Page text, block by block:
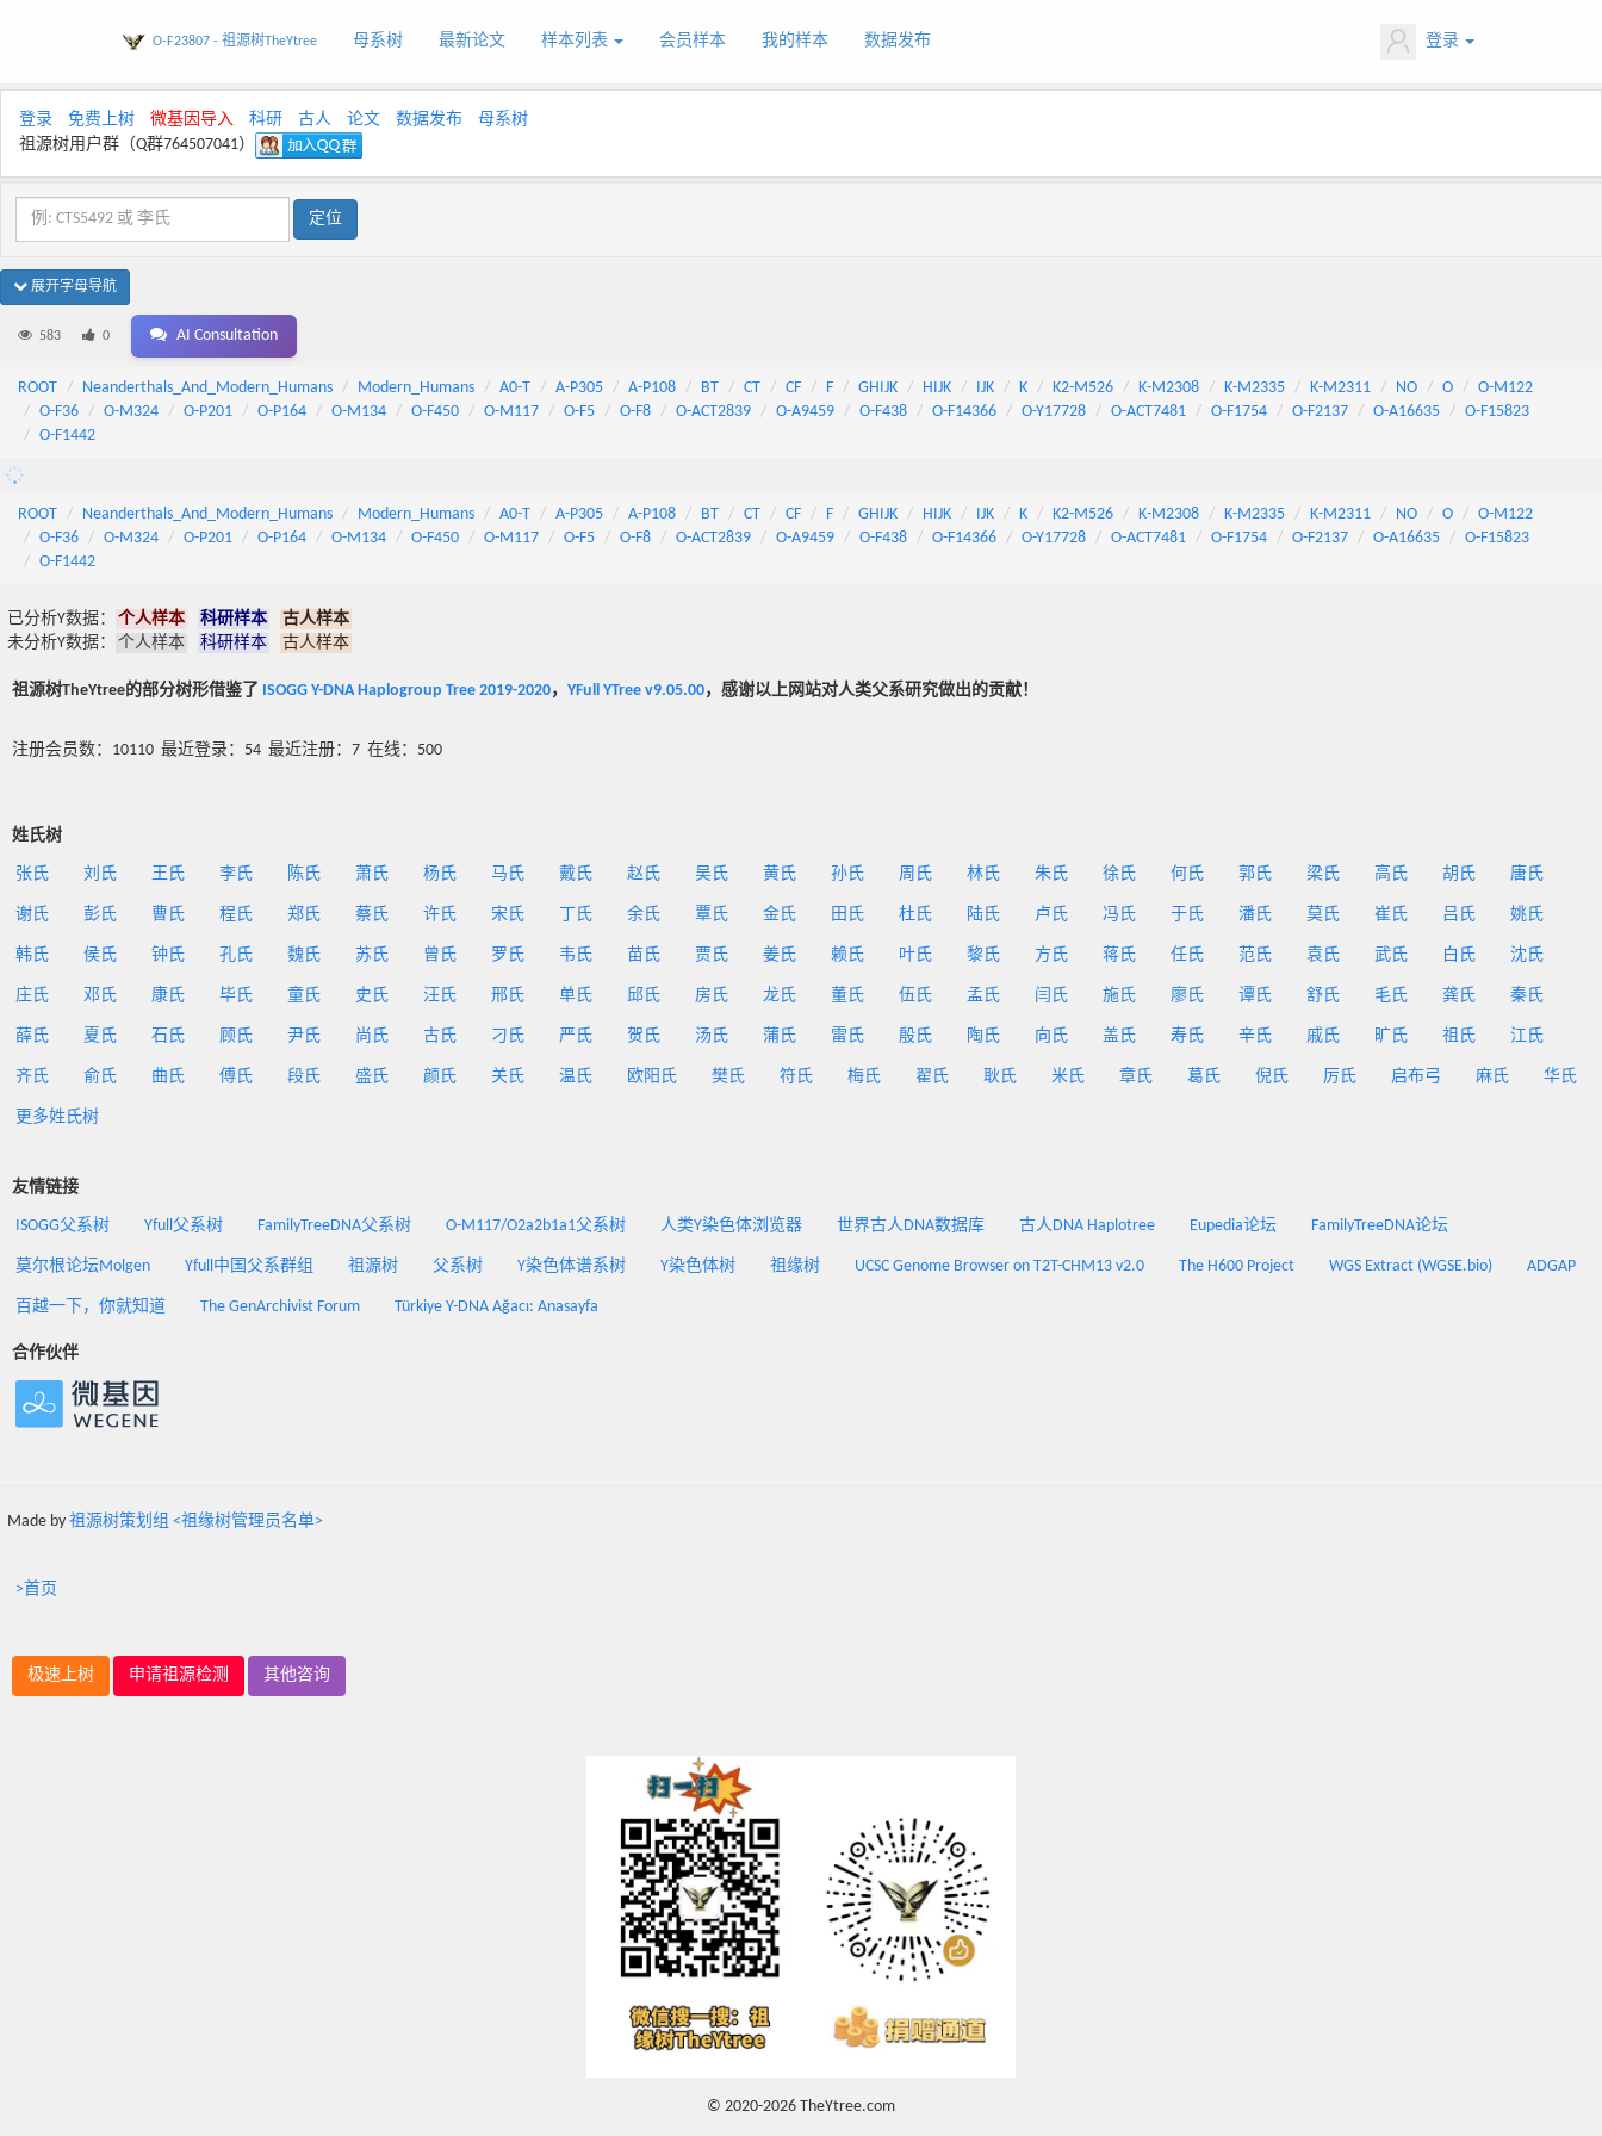
O-F23807 - 祖源树TheYtree 母系树 最新论文 样本列表 会员样本 我的样本 数据发布 登录
登录 免费上树 微基因导入 科研 古人 论文 数据发布
母系树
祖源树用户群（Q群764507041）
展开字母导航
583 0 AI Consultation
ROOT Neanderthals_And_Modern_Humans Modern_Humans A0-T A-P305 A-P108 BT CT CF F GHIJK HIJK IJK K K2-M526 K-M2308 K-M2335 K-M2311 NO O
O-M122
O-F36
O-M324 O-P201 O-P164 O-M134 O-F450 O-M117 O-F5 O-F8 O-ACT2839 O-A9459 O-F438 O-F14366 O-Y17728 O-ACT7481 O-F1754 O-F2137 O-A16635
O-F15823
O-F1442
ROOT Neanderthals_And_Modern_Humans Modern_Humans A0-T A-P305 A-P108 BT CT CF F GHIJK HIJK IJK K K2-M526 K-M2308 K-M2335 K-M2311 NO O
O-M122
O-F36
O-M324 O-P201 O-P164 O-M134 O-F450 O-M117 O-F5 O-F8 O-ACT2839 O-A9459 O-F438 O-F14366 O-Y17728 O-ACT7481 O-F1754 O-F2137 O-A16635
O-F15823
O-F1442
已分析Y数据： 个人样本 科研样本
古人样本
未分析Y数据：
个人样本 科研样本 古人样本
祖源树TheYtree的部分树形借鉴了 ISOGG Y-DNA Haplogroup Tree 2019-2020， YFull YTree v9.05.00，感谢以上网站对人类父系研究做出的贡献！
注册会员数：10110 最近登录：54 最近注册：7 在线：500
姓氏树
张氏 刘氏 王氏 李氏 陈氏 萧氏 杨氏 马氏 戴氏 赵氏 吴氏 黄氏 孙氏 周氏 林氏 朱氏 徐氏 何氏 郭氏 梁氏 高氏 胡氏 唐氏
谢氏 彭氏 曹氏 程氏 郑氏 蔡氏 许氏 宋氏 丁氏 余氏 覃氏 金氏 田氏 杜氏 陆氏 卢氏 冯氏 于氏 潘氏 莫氏 崔氏 吕氏 姚氏
韩氏 侯氏 钟氏 孔氏 魏氏 苏氏 曾氏 罗氏 韦氏 苗氏 贾氏 姜氏 赖氏 叶氏 黎氏 方氏 蒋氏 任氏 范氏 袁氏 武氏 白氏 沈氏
庄氏 邓氏 康氏 毕氏 童氏 史氏 汪氏 邢氏 单氏 邱氏 房氏 龙氏 董氏 伍氏 孟氏 闫氏 施氏 廖氏 谭氏 舒氏 毛氏 龚氏 秦氏
薛氏 夏氏 石氏 顾氏 尹氏 尚氏 古氏 刁氏 严氏 贺氏 汤氏 蒲氏 雷氏 殷氏 陶氏 向氏 盖氏 寿氏 辛氏 戚氏 旷氏 祖氏 江氏
齐氏 俞氏 曲氏 傅氏 段氏 盛氏 颜氏 关氏 温氏 欧阳氏 樊氏 符氏 梅氏 翟氏 耿氏 米氏 章氏 葛氏 倪氏 厉氏 启布弓 麻氏 华氏
更多姓氏树
友情链接
ISOGG父系树 Yfull父系树 FamilyTreeDNA父系树 O-M117/O2a2b1a1父系树 人类Y染色体浏览器 世界古人DNA数据库 古人DNA Haplotree Eupedia论坛 FamilyTreeDNA论坛
莫尔根论坛Molgen Yfull中国父系群组 祖源树 父系树 Y染色体谱系树 Y染色体树 祖缘树 UCSC Genome Browser on T2T-CHM13 v2.0 The H600 Project WGS Extract (WGSE.bio) ADGAP
百越一下，你就知道 The GenArchivist Forum Türkiye Y-DNA Ağacı: Anasayfa
合作伙伴
Made by 祖源树策划组 <祖缘树管理员名单>
>首页
极速上树 申请祖源检测 其他咨询
© 2020-2026 TheYtree.com